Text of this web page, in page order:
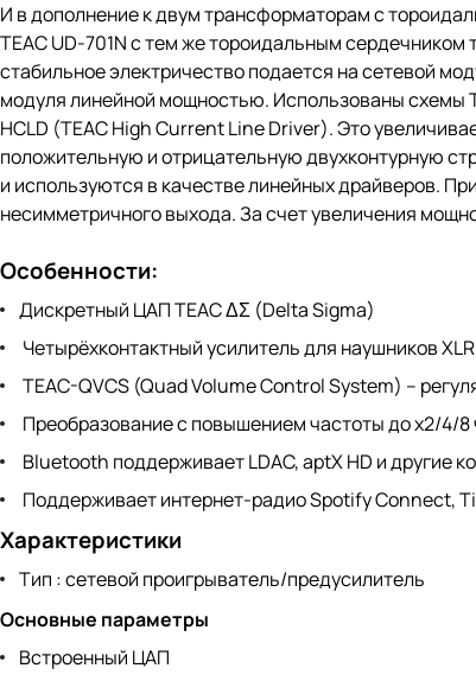
И в дополнение к двум трансформаторам с
TEAC UD-701N с тем же тороидальным сердечником
стабильное электричество подается на сетевой
модуля линейной мощностью. Использованы схемы
HCLD (TEAC High Current Line Driver). Это
положительную и отрицательную двухконтурную
и используются в качестве линейных драйверов.
несимметричного выхода. За счет увеличения
Особенности:
Дискретный ЦАП TEAC ΔΣ (Delta Sigma)
Четырёхконтактный усилитель для наушников
TEAC-QVCS (Quad Volume Control System) –
Преобразование с повышением частоты до х2/4/
Bluetooth поддерживает LDAC, aptX HD и другие
Поддерживает интернет-радио Spotify Connect,
Характеристики
Тип : сетевой проигрыватель/предусилитель
Основные параметры
Встроенный ЦАП